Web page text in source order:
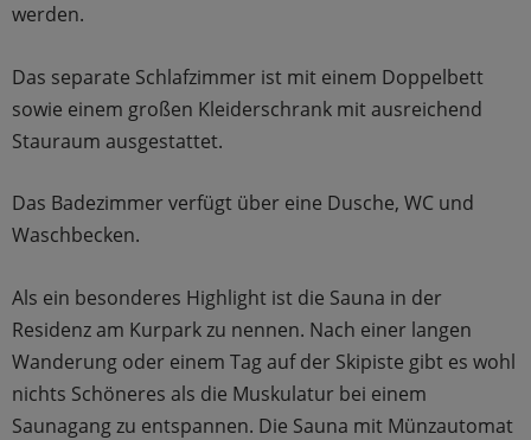
werden.
Das separate Schlafzimmer ist mit einem Doppelbett
sowie einem großen Kleiderschrank mit ausreichend
Stauraum ausgestattet.
Das Badezimmer verfügt über eine Dusche, WC und
Waschbecken.
Als ein besonderes Highlight ist die Sauna in der
Residenz am Kurpark zu nennen. Nach einer langen
Wanderung oder einem Tag auf der Skipiste gibt es wohl
nichts Schöneres als die Muskulatur bei einem
Saunagang zu entspannen. Die Sauna mit Münzautomat